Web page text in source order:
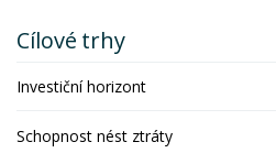
Cílové trhy
Investiční horizont
Schopnost nést ztráty